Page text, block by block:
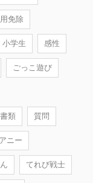
免除
小学生 感性
ごっこ遊び
類 質問
アニー
てれび戦士